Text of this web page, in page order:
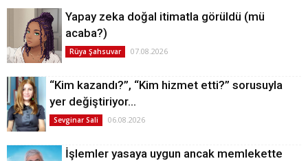
Yapay zeka doğal itimatla görüldü (mü
acaba?)
Rüya Şahsuvar 07.08.2026
“Kim kazandı?”, “Kim hizmet etti?” sorusuyla
yer değiştiriyor…
Sevginar Sali 06.08.2026
İşlemler yasaya uygun ancak memlekette